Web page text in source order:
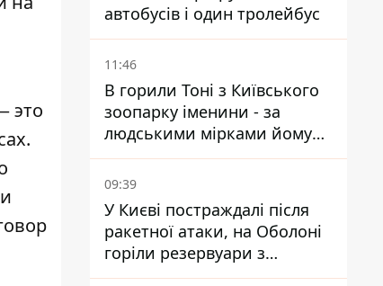
это
автобусів і один тролейбус
11:46
В горили Тоні з Київського
зоопарку іменини - за
людськими мірками йому
вже понад 90 років
09:39
У Києві постраждалі після
ракетної атаки, на Оболоні
горіли резервуари з
паливом